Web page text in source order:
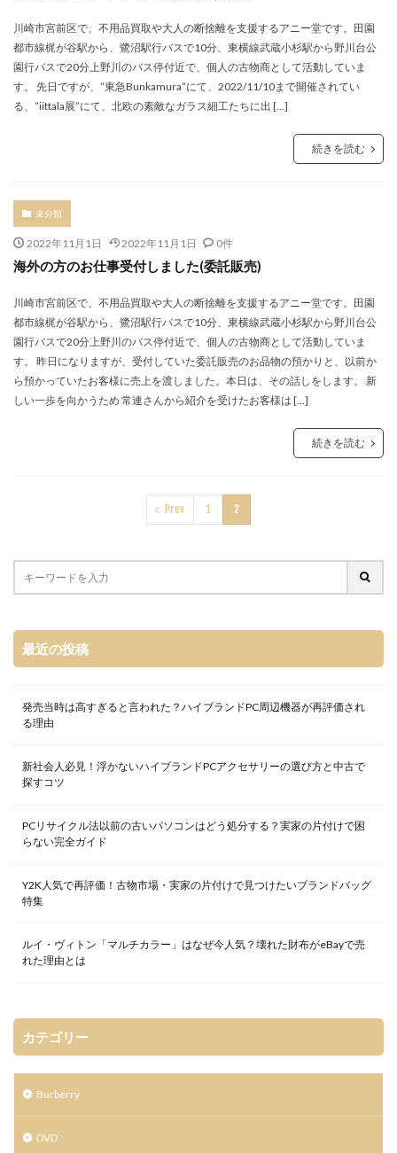
川崎市宮前区で、不用品買取や大人の断捨離を支援するアニー堂です。田園
都市線梶が谷駅から、鷺沼駅行バスで10分、東横線武蔵小杉駅から野川台公
園行バスで20分上野川のバス停付近で、個人の古物商として活動していま
す。 先日ですが、”東急Bunkamura”にて、2022/11/10まで開催されてい
る、”iittala展”にて、北欧の素敵なガラス細工たちに出 […]
続きを読む
未分類
2022年11月1日 2022年11月1日 0件
海外の方のお仕事受付しました(委託販売)
川崎市宮前区で、不用品買取や大人の断捨離を支援するアニー堂です。田園
都市線梶が谷駅から、鷺沼駅行バスで10分、東横線武蔵小杉駅から野川台公
園行バスで20分上野川のバス停付近で、個人の古物商として活動していま
す。 昨日になりますが、受付していた委託販売のお品物の預かりと、以前か
ら預かっていたお客様に売上を渡しました。本日は、その話しをします。 新
しい一歩を向かうため 常連さんから紹介を受けたお客様は […]
続きを読む
Prev 1 2
最近の投稿
発売当時は高すぎると言われた？ハイブランドPC周辺機器が再評価され
る理由
新社会人必見！浮かないハイブランドPCアクセサリーの選び方と中古で
探すコツ
PCリサイクル法以前の古いパソコンはどう処分する？実家の片付けで困
らない完全ガイド
Y2K人気で再評価！古物市場・実家の片付けで見つけたいブランドバッグ
特集
ルイ・ヴィトン「マルチカラー」はなぜ今人気？壊れた財布がeBayで売
れた理由とは
カテゴリー
Burberry
DVD